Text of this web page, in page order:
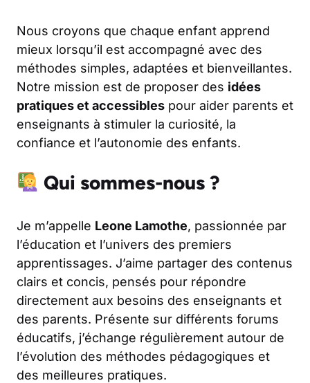
Nous croyons que chaque enfant apprend
mieux lorsqu’il est accompagné avec des
méthodes simples, adaptées et bienveillantes.
Notre mission est de proposer des idées
pratiques et accessibles pour aider parents et
enseignants à stimuler la curiosité, la
confiance et l’autonomie des enfants.
Qui sommes-nous ?
Je m’appelle Leone Lamothe, passionnée par
l’éducation et l’univers des premiers
apprentissages. J’aime partager des contenus
clairs et concis, pensés pour répondre
directement aux besoins des enseignants et
des parents. Présente sur différents forums
éducatifs, j’échange régulièrement autour de
l’évolution des méthodes pédagogiques et
des meilleures pratiques.